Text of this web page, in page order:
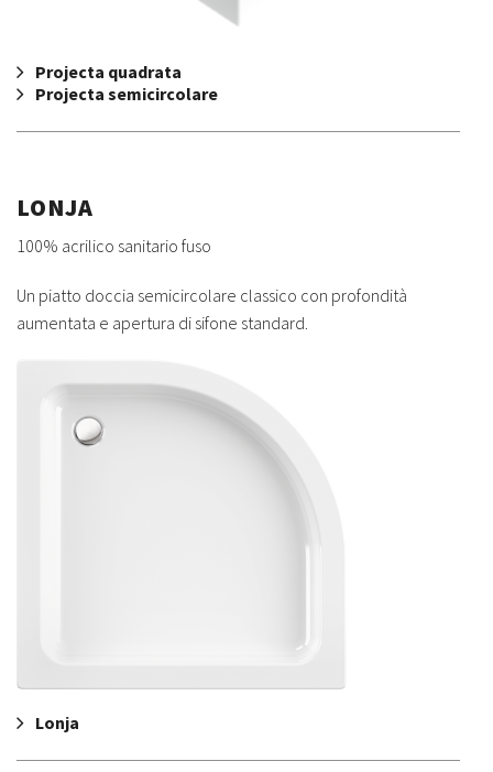
Projecta quadrata
Projecta semicircolare
LONJA
100% acrilico sanitario fuso
Un piatto doccia semicircolare classico con profondità
aumentata e apertura di sifone standard.
Lonja